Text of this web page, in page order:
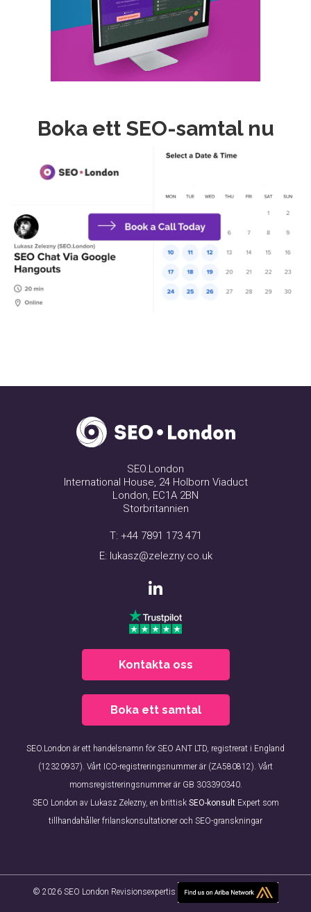
Boka ett SEO-samtal nu
SEO.London
International House, 24 Holborn Viaduct
London, EC1A 2BN
Storbritannien
T: +44 7891 173 471
E: lukasz@zelezny.co.uk
Kontakta oss
Boka ett samtal
SEO.London är ett handelsnamn för SEO ANT LTD, registrerat i England
(12320937). Vårt ICO-registreringsnummer är (ZA580812). Vårt
momsregistreringsnummer är GB 303390340.
SEO London av Lukasz Zelezny, en brittisk SEO-konsultExpert som
tillhandahåller frilanskonsultationer och SEO-granskningar
© 2026 SEO London Revisionsexpertis